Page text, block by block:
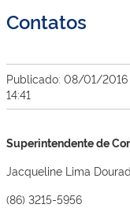
Contatos
Publicado: 08/01/2016
14:41
Superintendente de
Jacqueline Lima
(86) 3215-5956